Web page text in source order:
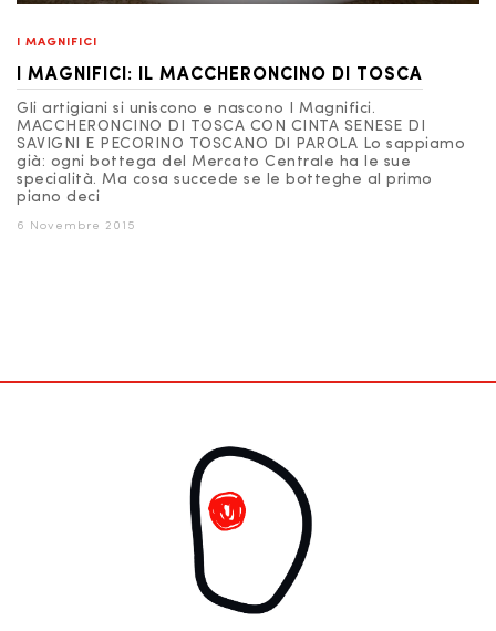
I MAGNIFICI
I MAGNIFICI: IL MACCHERONCINO DI TOSCA
Gli artigiani si uniscono e nascono I Magnifici.
MACCHERONCINO DI TOSCA CON CINTA SENESE DI
SAVIGNI E PECORINO TOSCANO DI PAROLA Lo sappiamo
già: ogni bottega del Mercato Centrale ha le sue
specialità. Ma cosa succede se le botteghe al primo
piano deci
6 Novembre 2015